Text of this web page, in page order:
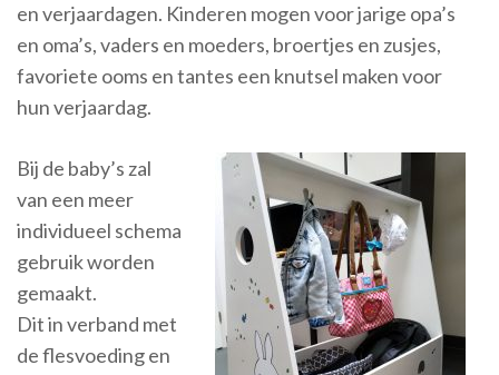
en verjaardagen. Kinderen mogen voor jarige opa’s
en oma’s, vaders en moeders, broertjes en zusjes,
favoriete ooms en tantes een knutsel maken voor
hun verjaardag.
Bij de baby’s zal
van een meer
individueel schema
gebruik worden
gemaakt.
Dit in verband met
de flesvoeding en